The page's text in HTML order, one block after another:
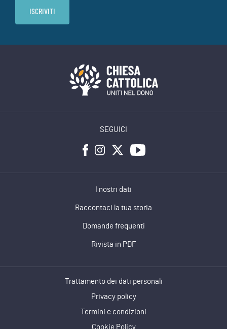
SEGUICI
I nostri dati
Raccontaci la tua storia
Domande frequenti
Rivista in PDF
Trattamento dei dati personali
Privacy policy
Termini e condizioni
Cookie Policy